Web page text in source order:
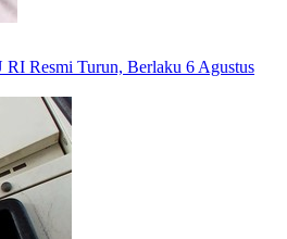
Resmi Turun, Berlaku 6 Agustus